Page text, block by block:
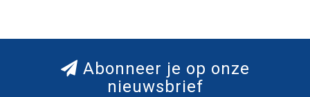
Abonneer je op onze
nieuwsbrief